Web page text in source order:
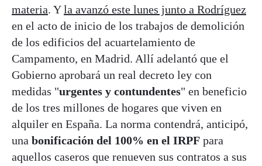
materia. Yla avanzó este lunes junto a Rodríguez
en el acto de inicio de los trabajos de demolición
de los edificios del acuartelamiento de
Campamento, en Madrid. Allí adelantó que el
Gobierno aprobará un real decreto ley con
medidas "urgentes y contundentes" en beneficio
de los tres millones de hogares que viven en
alquiler en España. La norma contendrá, anticipó,
una bonificación del 100% en el IRPF para
aquellos caseros que renueven sus contratos a sus